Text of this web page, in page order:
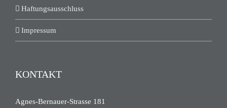
Haftungsausschluss
Impressum
KONTAKT
Agnes-Bernauer-Strasse 181